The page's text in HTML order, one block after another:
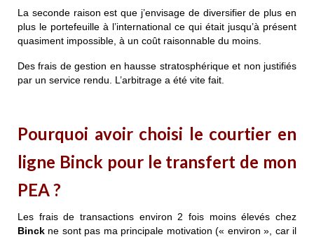
La seconde raison est que j’envisage de diversifier de plus en
plus le portefeuille à l’international ce qui était jusqu’à présent
quasiment impossible, à un coût raisonnable du moins.
Des frais de gestion en hausse stratosphérique et non justifiés
par un service rendu. L’arbitrage a été vite fait.
Pourquoi avoir choisi le courtier en
ligne Binck pour le transfert de mon
PEA?
Les frais de transactions environ 2 fois moins élevés chez
Binck ne sont pas ma principale motivation (« environ », car il